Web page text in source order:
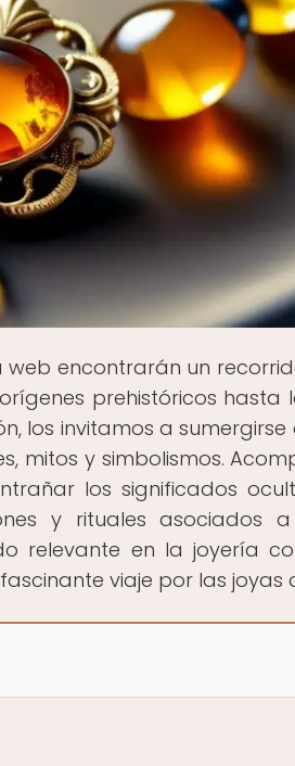
web encontrarán un
prehistóricos hasta
los invitamos a
mitos y simbolismos.
los significados
y rituales asociados a
relevante en la joyería
viaje por las joyas